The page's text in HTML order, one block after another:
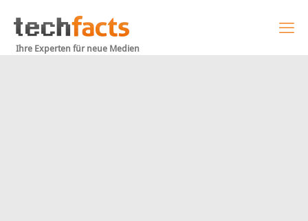
Ihre Experten für neue Medien